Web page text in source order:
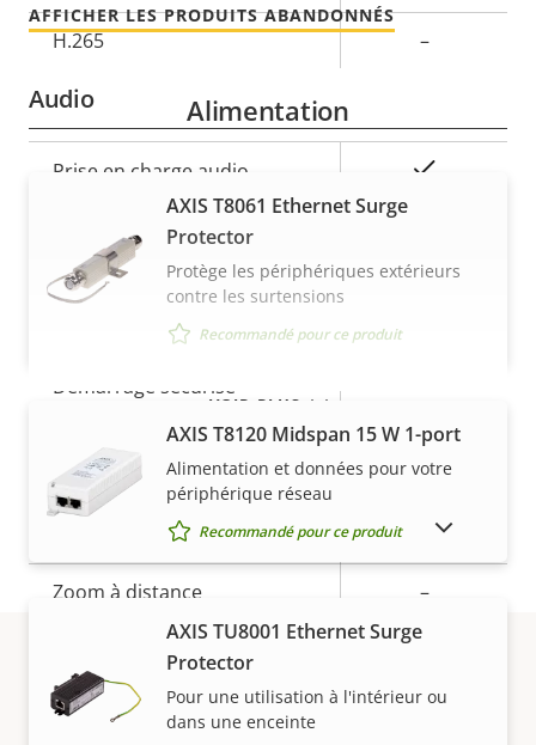
H.265 –
Audio
Description
propriété
Valeur de
la
propriété
Prise en charge audio
Sécurité
propriété
Valeur de
propriété
Démarrage sécurisé
Général
de la
propriété
Valeur de
la
Focus à distance
Zoom à distance –
OptimizedIR –
AFFICHER LES PRODUITS ABANDONNÉS
VOIR PLUS
Alimentation
AXIS T8061 Ethernet Surge
Protector
Protège les périphériques extérieurs
contre les surtensions
Recommandé pour ce produit
AXIS T8120 Midspan 15 W 1-port
Alimentation et données pour votre
périphérique réseau
Recommandé pour ce produit
AXIS TU8001 Ethernet Surge
Protector
Pour une utilisation à l'intérieur ou
dans une enceinte
AFFICHER LES PRODUITS ABANDONNÉS
Garantie